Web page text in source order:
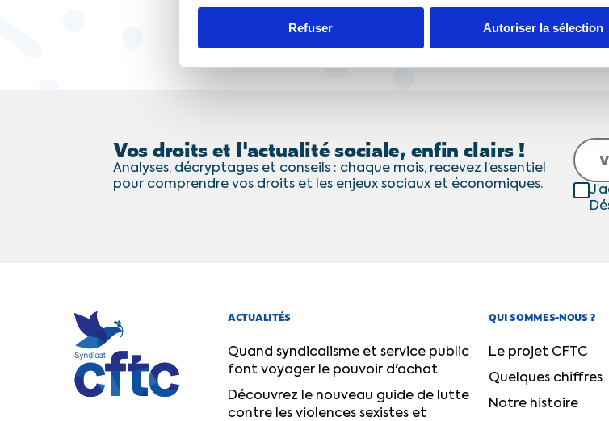
Refuser Autoriser la sélection
1
Vos droits et l'actualité sociale, enfin clairs !
Analyses, décryptages et conseils : chaque mois, recevez l’essentiel
pour comprendre vos droits et les enjeux sociaux et économiques.
ACTUALITÉS
Quand syndicalisme et service public
font voyager le pouvoir d'achat
Découvrez le nouveau guide de lutte
contre les violences sexistes et
QUI SOMMES-NOUS ?
Le projet CFTC
Quelques chiffres
Notre histoire